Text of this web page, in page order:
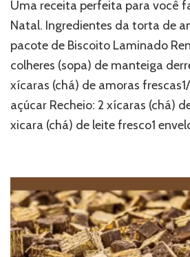
Uma receita perfeita para você
Natal. Ingredientes da torta de
pacote de Biscoito Laminado
colheres (sopa) de manteiga
xícaras (chá) de amoras
açúcar Recheio: 2 xícaras (chá)
xicara (chá) de leite fresco1